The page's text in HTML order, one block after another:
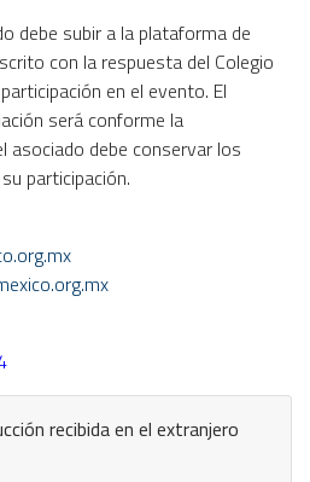
debe subir a la plataforma de
con la respuesta del Colegio
en el evento. El
será conforme la
asociado debe conservar los
participación.
recibida en el extranjero